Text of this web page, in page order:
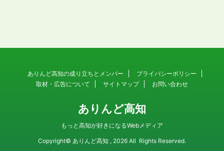
ありんど高知の成り立ちとメンバー
プライバシーポリシー
取材・広告について
サイトマップ お問い合わせ
ありんど高知
もっと高知が好きになるWebメディア
Copyright© ありんど高知 , 2026 All Rights Reserved.